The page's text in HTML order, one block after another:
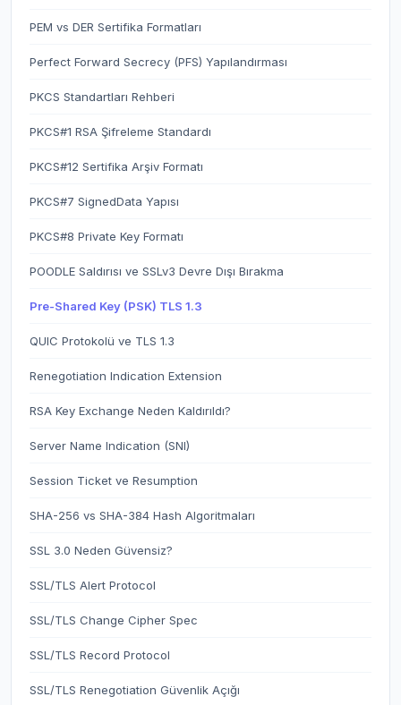
PEM vs DER Sertifika Formatları
Perfect Forward Secrecy (PFS) Yapılandırması
PKCS Standartları Rehberi
PKCS#1 RSA Şifreleme Standardı
PKCS#12 Sertifika Arşiv Formatı
PKCS#7 SignedData Yapısı
PKCS#8 Private Key Formatı
POODLE Saldırısı ve SSLv3 Devre Dışı Bırakma
Pre-Shared Key (PSK) TLS 1.3
QUIC Protokolü ve TLS 1.3
Renegotiation Indication Extension
RSA Key Exchange Neden Kaldırıldı?
Server Name Indication (SNI)
Session Ticket ve Resumption
SHA-256 vs SHA-384 Hash Algoritmaları
SSL 3.0 Neden Güvensiz?
SSL/TLS Alert Protocol
SSL/TLS Change Cipher Spec
SSL/TLS Record Protocol
SSL/TLS Renegotiation Güvenlik Açığı